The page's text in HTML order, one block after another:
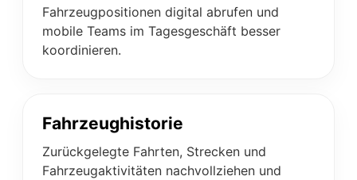
Fahrzeugpositionen digital abrufen und
mobile Teams im Tagesgeschäft besser
koordinieren.
Fahrzeughistorie
Zurückgelegte Fahrten, Strecken und
Fahrzeugaktivitäten nachvollziehen und